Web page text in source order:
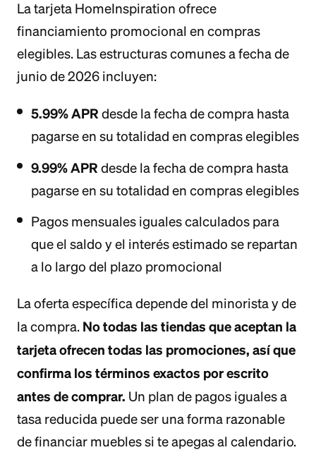
La tarjeta HomeInspiration ofrece
financiamiento promocional en compras
elegibles. Las estructuras comunes a fecha de
junio de 2026 incluyen:
5.99% APR desde la fecha de compra hasta
pagarse en su totalidad en compras elegibles
9.99% APR desde la fecha de compra hasta
pagarse en su totalidad en compras elegibles
Pagos mensuales iguales calculados para
que el saldo y el interés estimado se repartan
a lo largo del plazo promocional
La oferta específica depende del minorista y de
la compra. No todas las tiendas que aceptan la
tarjeta ofrecen todas las promociones, así que
confirma los términos exactos por escrito
antes de comprar. Un plan de pagos iguales a
tasa reducida puede ser una forma razonable
de financiar muebles si te apegas al calendario.